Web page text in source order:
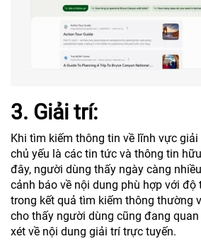
3. Giải trí:
Khi tìm kiếm thông tin về lĩnh vực giải
chủ yếu là các tin tức và thông tin
đây, người dùng thấy ngày càng
cảnh báo về nội dung phù hợp với độ
trong kết quả tìm kiếm thông thường
cho thấy người dùng cũng đang
xét về nội dung giải trí trực tuyến.